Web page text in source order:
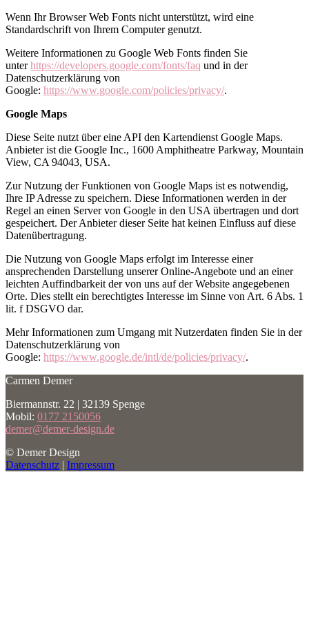
Wenn Ihr Browser Web Fonts nicht unterstützt, wird eine
Standardschrift von Ihrem Computer genutzt.
Weitere Informationen zu Google Web Fonts finden Sie
unterhttps://developers.google.com/fonts/faq und in der
Datenschutzerklärung von
Google: https://www.google.com/policies/privacy/.
Google Maps
Diese Seite nutzt über eine API den Kartendienst Google Maps.
Anbieter ist die Google Inc., 1600 Amphitheatre Parkway, Mountain
View, CA 94043, USA.
Zur Nutzung der Funktionen von Google Maps ist es notwendig,
Ihre IP Adresse zu speichern. Diese Informationen werden in der
Regel an einen Server von Google in den USA übertragen und dort
gespeichert. Der Anbieter dieser Seite hat keinen Einfluss auf diese
Datenübertragung.
Die Nutzung von Google Maps erfolgt im Interesse einer
ansprechenden Darstellung unserer Online-Angebote und an einer
leichten Auffindbarkeit der von uns auf der Website angegebenen
Orte. Dies stellt ein berechtigtes Interesse im Sinne von Art. 6 Abs. 1
lit. f DSGVO dar.
Mehr Informationen zum Umgang mit Nutzerdaten finden Sie in der
Datenschutzerklärung von
Google: https://www.google.de/intl/de/policies/privacy/.
Carmen Demer
Biermannstr. 22 | 32139 Spenge
Mobil: 0177 2150056
demer@demer-design.de
© Demer Design
Datenschutz | Impressum